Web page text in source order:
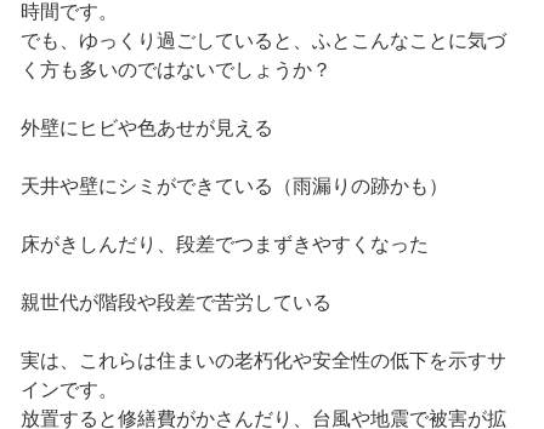
時間です。
でも、ゆっくり過ごしていると、ふとこんなことに気づ
く方も多いのではないでしょうか？
外壁にヒビや色あせが見える
天井や壁にシミができている（雨漏りの跡かも）
床がきしんだり、段差でつまずきやすくなった
親世代が階段や段差で苦労している
実は、これらは住まいの老朽化や安全性の低下を示すサ
インです。
放置すると修繕費がかさんだり、台風や地震で被害が拡